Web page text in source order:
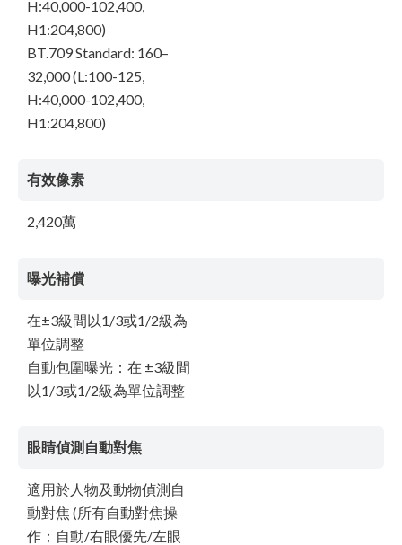
H:40,000-102,400,
H1:204,800)
BT.709 Standard: 160–
32,000 (L:100-125,
H:40,000-102,400,
H1:204,800)
有效像素
2,420萬
曝光補償
在±3級間以1/3或1/2級為
單位調整
自動包圍曝光：在 ±3級間
以1/3或1/2級為單位調整
眼睛偵測自動對焦
適用於人物及動物偵測自
動對焦 (所有自動對焦操
作；自動/右眼優先/左眼